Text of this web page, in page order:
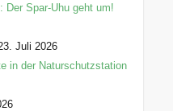
Der Spar-Uhu geht um!
Juli 2026
in der Naturschutzstation